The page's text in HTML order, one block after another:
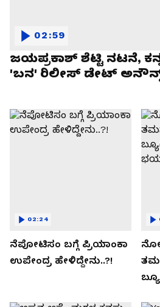
ಜಯಪ್ರಕಾಶ್ ಶೆಟ್ಟಿ ನಟನೆ,
'ಬನ' ರಿಲೀಸ್ ಡೇಟ್
02:59
ನೆಪೋಟಿಸಂ ಬಗ್ಗೆ ಪ್ರಿಯಾಂಕಾ
ಉಪೇಂದ್ರ ಹೇಳಿದ್ದೇನು..?!
02:24